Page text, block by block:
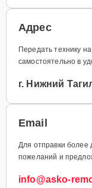
Адрес
Передать технику
самостоятельно в
г. Нижний
Email
Для отправки более
пожеланий и
info@asko-